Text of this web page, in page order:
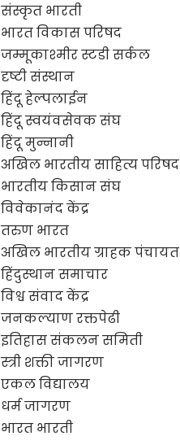
संस्कृत भारती
भारत विकास परिषद
जम्मूकाश्मीर स्टडी सर्कल
दृष्टी संस्थान
हिंदू हेल्पलाईन
हिंदू स्वयंवसेवक संघ
हिंदू मुन्नानी
अखिल भारतीय साहित्य परिषद
भारतीय किसान संघ
विवेकानंद केंद्र
तरुण भारत
अखिल भारतीय ग्राहक पंचायत
हिंदुस्थान समाचार
विश्व संवाद केंद्र
जनकल्याण रक्तपेढी
इतिहास संकलन समिती
स्त्री शक्ती जागरण
एकल विद्यालय
धर्म जागरण
भारत भारती